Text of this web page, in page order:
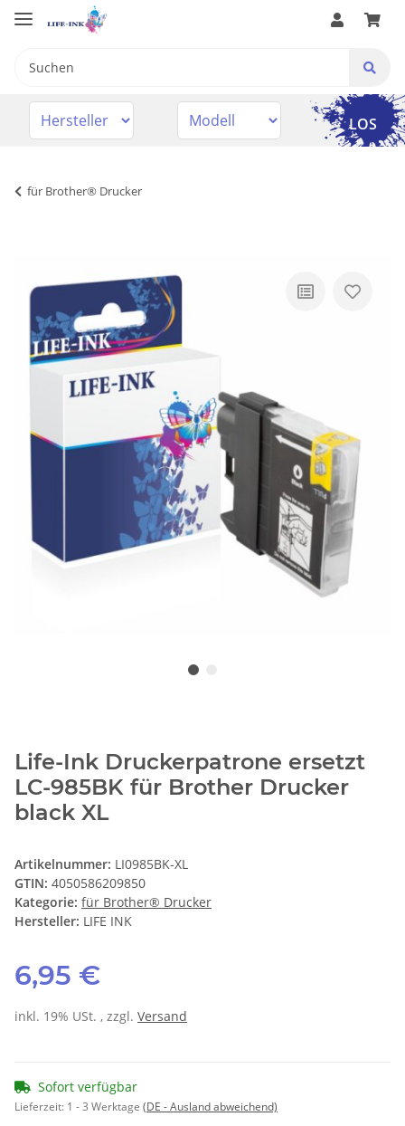
LOS
für Brother® Drucker
Life-Ink Druckerpatrone ersetzt
LC-985BK für Brother Drucker
black XL
Artikelnummer: LI0985BK-XL
GTIN: 4050586209850
Kategorie: für Brother® Drucker
Hersteller: LIFE INK
6,95 €
inkl. 19% USt. , zzgl. Versand
Sofort verfügbar
Lieferzeit: 1 - 3 Werktage (DE - Ausland abweichend)